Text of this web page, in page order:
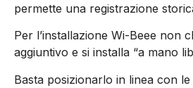
permette una registrazione
Per l’installazione Wi-Beee non
aggiuntivo e si installa “a mano
Basta posizionarlo in linea con